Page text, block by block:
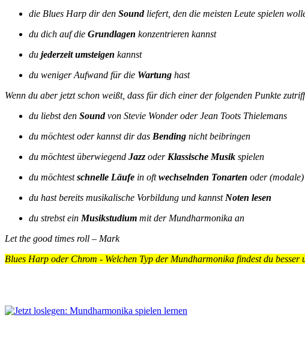
die Blues Harp dir den Soundliefert, den die meisten Leute spielen
du dich auf die Grundlagen konzentrieren kannst
du jederzeit umsteigen kannst
du weniger Aufwand für die Wartung hast
Wenn du aber jetzt schon weißt, dass für dich einer der folgenden Punkte
du liebst den Soundvon Stevie Wonder oder Jean Toots Thielemans
du möchtest oder kannst dir das Bending nicht beibringen
du möchtest überwiegend Jazz oder Klassische Musik spielen
du möchtestschnelle Läufe in oftwechselnden Tonarten oder (modale)
du hast bereits musikalische Vorbildung und kannst Noten lesen
du strebst ein Musikstudium mit der Mundharmonika an
Let the good times roll – Mark
Blues Harp oder Chrom - Welchen Typ der Mundharmonika findest du